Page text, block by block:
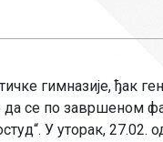
гимназије, ђак
се по завршеном
У уторак, 27.02.